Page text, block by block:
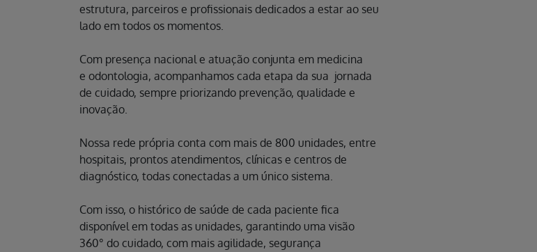
estrutura, parceiros e profissionais dedicados a estar ao seu
lado em todos os momentos.
Com presença nacional e atuação conjunta em medicina
e odontologia, acompanhamos cada etapa da sua jornada
de cuidado, sempre priorizando prevenção, qualidade e
inovação.
Nossa rede própria conta com mais de 800 unidades, entre
hospitais, prontos atendimentos, clínicas e centros de
diagnóstico, todas conectadas a um único sistema.
Com isso, o histórico de saúde de cada paciente fica
disponível em todas as unidades, garantindo uma visão
360° do cuidado, com mais agilidade, segurança